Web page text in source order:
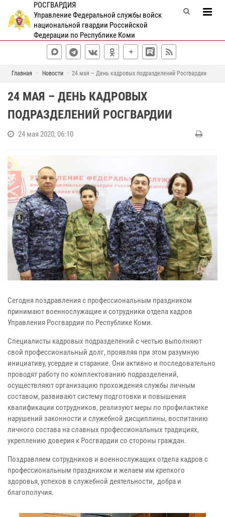
РОСГВАРДИЯ
Управление Федеральной службы войск
национальной гвардии Российской
Федерации по Республике Коми
Главная Новости 24 мая – День кадровых подразделений Росгвардии
24 МАЯ – ДЕНЬ КАДРОВЫХ
ПОДРАЗДЕЛЕНИЙ РОСГВАРДИИ
24 мая 2020, 06:10
Сегодня поздравления с профессиональным праздником
принимают военнослужащие и сотрудники отдела кадров
Управления Росгвардии по Республике Коми.
Специалисты кадровых подразделений с честью выполняют
свой профессиональный долг, проявляя при этом разумную
инициативу, усердие и старание. Они активно и последовательно
проводят работу по комплектованию подразделений,
осуществляют организацию прохождения службы личным
составом, развивают систему подготовки и повышения
квалификации сотрудников, реализуют меры по профилактике
нарушений законности и служебной дисциплины, воспитанию
личного состава на славных профессиональных традициях,
укреплению доверия к Росгвардии со стороны граждан.
Поздравляем сотрудников и военнослужащих отдела кадров с
профессиональным праздником и желаем им крепкого
здоровья, успехов в служебной деятельности, добра и
благополучия.